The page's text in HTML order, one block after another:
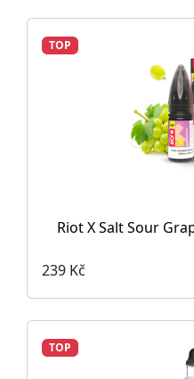
TOP
Riot X Salt Sour
239 Kč
TOP